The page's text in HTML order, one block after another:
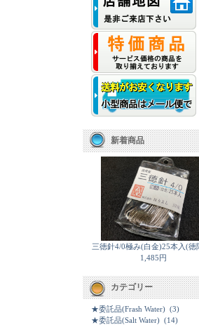
新着商品
三徳針4/0極み(白金)25本入(徳
1,485円
カテゴリー
★委託品(Frash Water) (3)
★委託品(Salt Water) (14)